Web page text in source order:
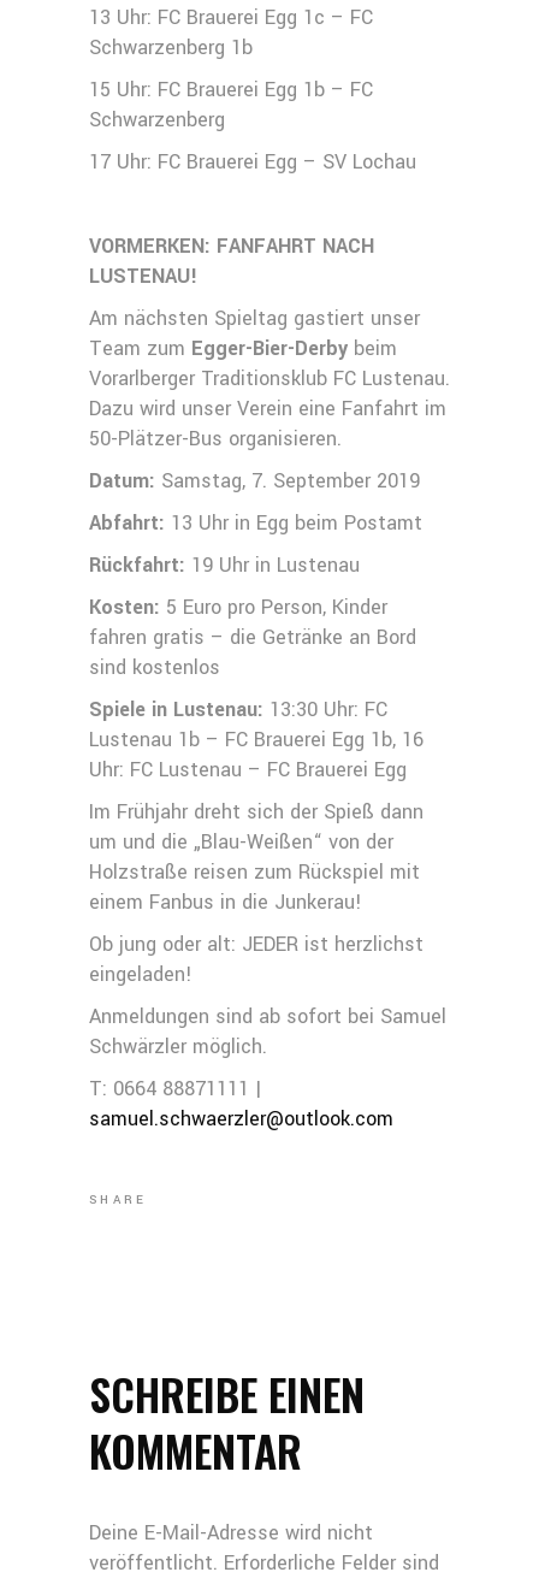
13 Uhr: FC Brauerei Egg 1c – FC
Schwarzenberg 1b
15 Uhr: FC Brauerei Egg 1b – FC
Schwarzenberg
17 Uhr: FC Brauerei Egg – SV Lochau
VORMERKEN: FANFAHRT NACH
LUSTENAU!
Am nächsten Spieltag gastiert unser
Team zum Egger-Bier-Derby beim
Vorarlberger Traditionsklub FC Lustenau.
Dazu wird unser Verein eine Fanfahrt im
50-Plätzer-Bus organisieren.
Datum: Samstag, 7. September 2019
Abfahrt: 13 Uhr in Egg beim Postamt
Rückfahrt: 19 Uhr in Lustenau
Kosten: 5 Euro pro Person, Kinder
fahren gratis – die Getränke an Bord
sind kostenlos
Spiele in Lustenau: 13:30 Uhr: FC
Lustenau 1b – FC Brauerei Egg 1b, 16
Uhr: FC Lustenau – FC Brauerei Egg
Im Frühjahr dreht sich der Spieß dann
um und die „Blau-Weißen“ von der
Holzstraße reisen zum Rückspiel mit
einem Fanbus in die Junkerau!
Ob jung oder alt: JEDER ist herzlichst
eingeladen!
Anmeldungen sind ab sofort bei Samuel
Schwärzler möglich.
T: 0664 88871111 |
samuel.schwaerzler@outlook.com
SHARE
SCHREIBE EINEN
KOMMENTAR
Deine E-Mail-Adresse wird nicht
veröffentlicht. Erforderliche Felder sind